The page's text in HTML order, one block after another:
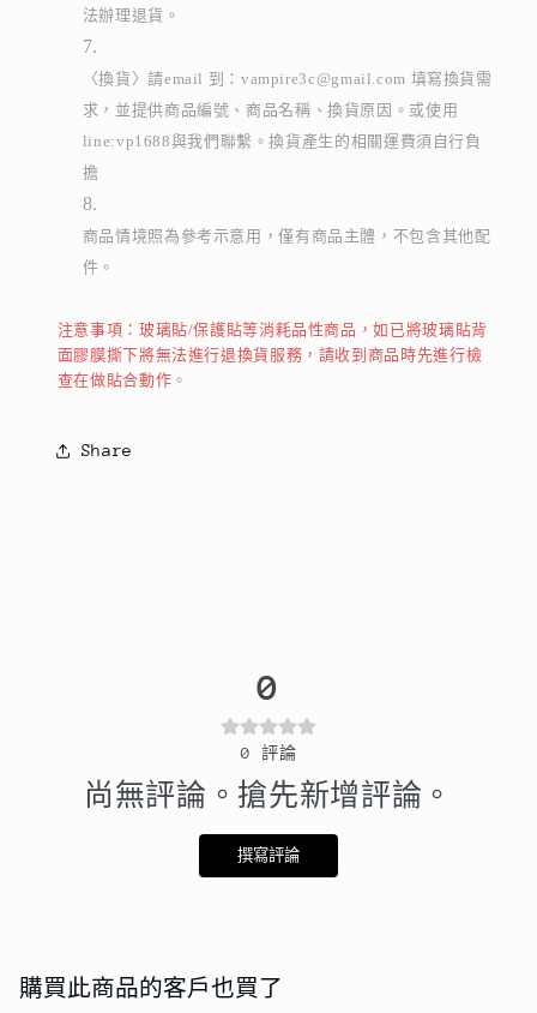
法辦理退貨。
〈換貨〉請email 到：vampire3c@gmail.com 填寫換貨需
求，並提供商品編號、商品名稱、換貨原因。或使用
line:vp1688與我們聯繫。換貨產生的相關運費須自行負
擔
商品情境照為參考示意用，僅有商品主體，不包含其他配
件。
注意事項：玻璃貼/保護貼等消耗品性商品，如已將玻璃貼背
面膠膜撕下將無法進行退換貨服務，請收到商品時先進行檢
查在做貼合動作 。
Share
0
0 評論
尚無評論。搶先新增評論。
撰寫評論
購買此商品的客戶也買了